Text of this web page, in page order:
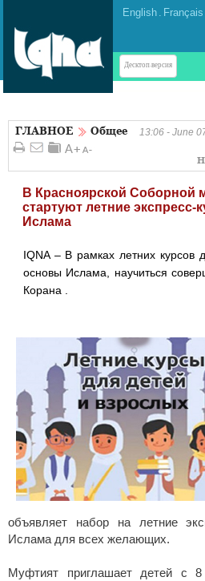
English . Français
Десктоп-версия
ГЛАВНОЕ Общее 13:06 - June
В Красноярской Соборной
стартуют летние
Ислама
IQNA – В рамках летних курсов
основы Ислама, научиться
Корана .
объявляет набор на летние
Ислама для всех желающих.
Муфтият приглашает детей с